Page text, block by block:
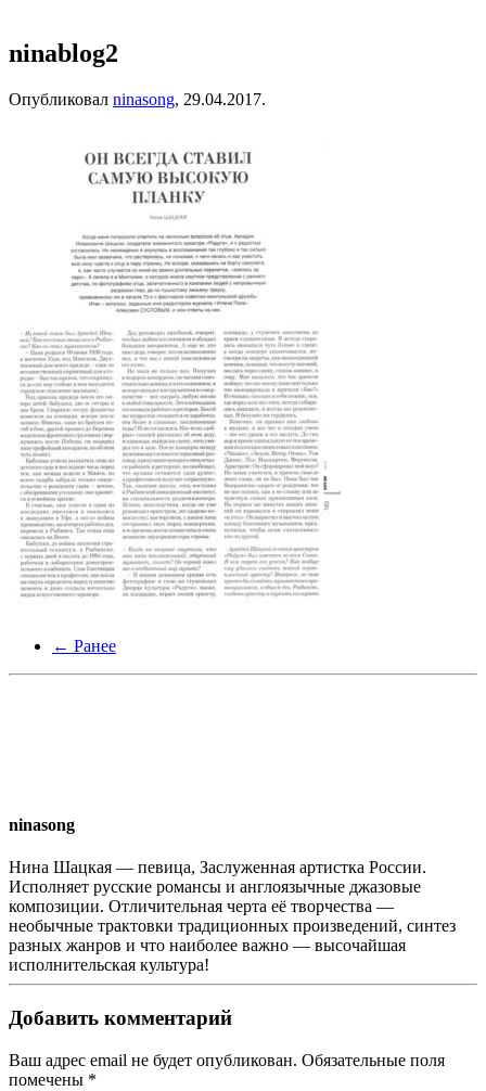
ninablog2
Опубликовал ninasong, 29.04.2017.
← Ранее
ninasong
Нина Шацкая — певица, Заслуженная артистка России.
Исполняет русские романсы и англоязычные джазовые
композиции. Отличительная черта её творчества —
необычные трактовки традиционных произведений, синтез
разных жанров и что наиболее важно — высочайшая
исполнительская культура!
Добавить комментарий
Ваш адрес email не будет опубликован. Обязательные поля
помечены *